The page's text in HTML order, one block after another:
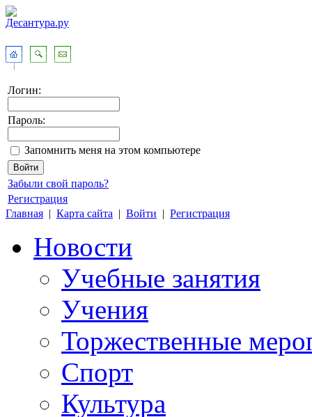
Логин:
Пароль:
Запомнить меня на этом компьютере
Забыли свой пароль?
Регистрация
Главная | Карта сайта | Войти | Регистрация
Новости
Учебные занятия
Учения
Торжественные
Спорт
Культура